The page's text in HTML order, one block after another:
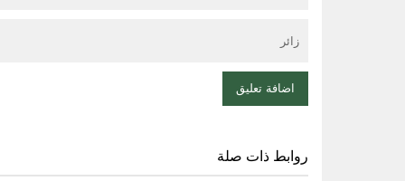
روابط ذات صلة